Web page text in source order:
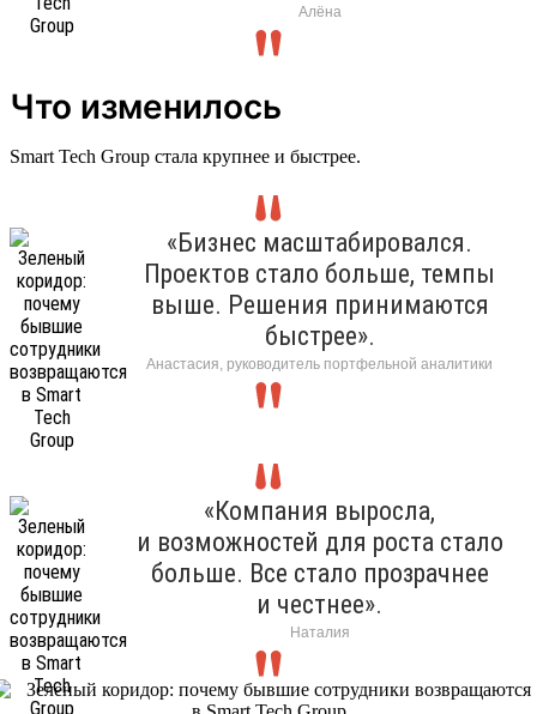
Алёна
Что изменилось
Smart Tech Group стала крупнее и быстрее.
«Бизнес масштабировался.
Проектов стало больше, темпы
выше. Решения принимаются
быстрее».
Анастасия, руководитель портфельной аналитики
«Компания выросла,
и возможностей для роста стало
больше. Все стало прозрачнее
и честнее».
Наталия